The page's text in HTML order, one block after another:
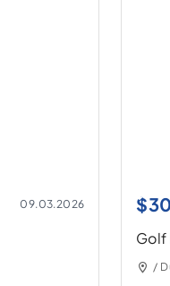
09.03.2026 $
Golf
/